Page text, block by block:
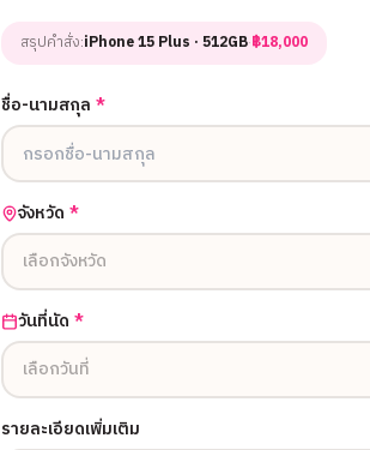
สรุปคำสั่ง:iPhone 15 Plus · 512GB·฿18,000
ชื่อ-นามสกุล *
จังหวัด *
เลือกจังหวัด
วันที่นัด *
เลือกวันที่
รายละเอียดเพิ่มเติม